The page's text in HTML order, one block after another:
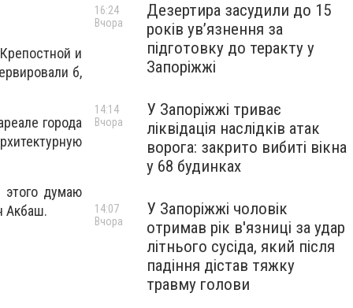
и
б,
города
думаю
Акбаш.
Дезертира засудили до 15
років увʼязнення за
підготовку до теракту у
Запоріжжі
16:24
Вчора
У Запоріжжі триває
ліквідація наслідків атак
ворога: закрито вибиті вікна
у 68 будинках
14:14
Вчора
У Запоріжжі чоловік
отримав рік в'язниці за удар
літнього сусіда, який після
падіння дістав тяжку
травму голови
14:07
Вчора